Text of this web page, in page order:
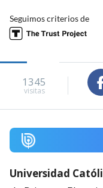
Seguimos criterios de
1345
visitas
Universidad